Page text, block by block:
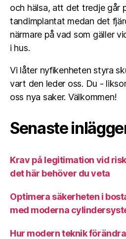
och hälsa, att det tredje går
tandimplantat medan det
närmare på vad som gäller
i hus.
Vi låter nyfikenheten styra
vart den leder oss. Du -
oss nya saker. Välkommen!
Senaste
Krav på legitimation vid
det här behöver du veta
Optimera säkerheten i
med moderna
Hur modern teknik